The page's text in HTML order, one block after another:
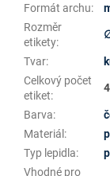
Formát archu:
Rozměr
etikety:
Tvar:
Celkový počet
etiket:
Barva:
Materiál :
Typ lepidla:
Vhodné pro